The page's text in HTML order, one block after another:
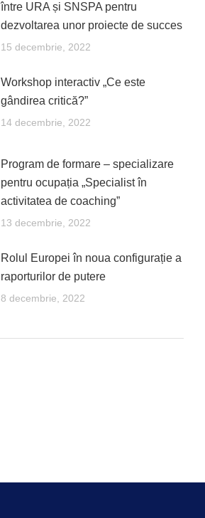
între URA și SNSPA pentru
dezvoltarea unor proiecte de succes
15 decembrie, 2022
Workshop interactiv „Ce este
gândirea critică?”
14 decembrie, 2022
Program de formare – specializare
pentru ocupația „Specialist în
activitatea de coaching”
13 decembrie, 2022
Rolul Europei în noua configurație a
raporturilor de putere
8 decembrie, 2022